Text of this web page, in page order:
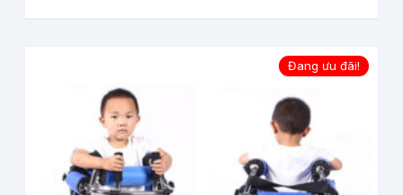
Đang ưu đãi!